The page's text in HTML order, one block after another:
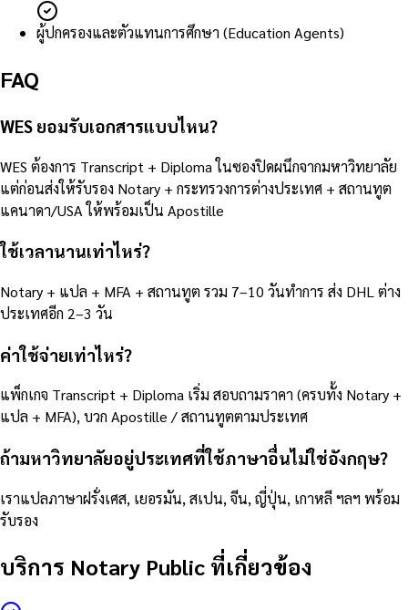
ผู้ปกครองและตัวแทนการศึกษา (Education Agents)
FAQ
WES ยอมรับเอกสารแบบไหน?
WES ต้องการ Transcript + Diploma ในซองปิดผนึกจากมหาวิทยาลัย
แต่ก่อนส่งให้รับรอง Notary + กระทรวงการต่างประเทศ + สถานทูต
แคนาดา/USA ให้พร้อมเป็น Apostille
ใช้เวลานานเท่าไหร่?
Notary + แปล + MFA + สถานทูต รวม 7–10 วันทำการ ส่ง DHL ต่าง
ประเทศอีก 2–3 วัน
ค่าใช้จ่ายเท่าไหร่?
แพ็กเกจ Transcript + Diploma เริ่ม สอบถามราคา (ครบทั้ง Notary +
แปล + MFA), บวก Apostille / สถานทูตตามประเทศ
ถ้ามหาวิทยาลัยอยู่ประเทศที่ใช้ภาษาอื่นไม่ใช่อังกฤษ?
เราแปลภาษาฝรั่งเศส, เยอรมัน, สเปน, จีน, ญี่ปุ่น, เกาหลี ฯลฯ พร้อม
รับรอง
บริการ Notary Public ที่เกี่ยวข้อง